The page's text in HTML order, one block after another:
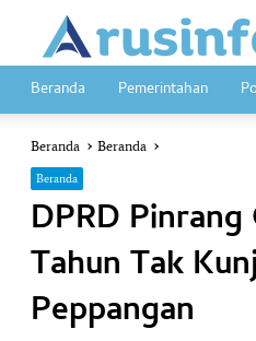
Beranda Pemerintahan
Beranda Beranda
Beranda
DPRD
Tahun Tak
Peppangan